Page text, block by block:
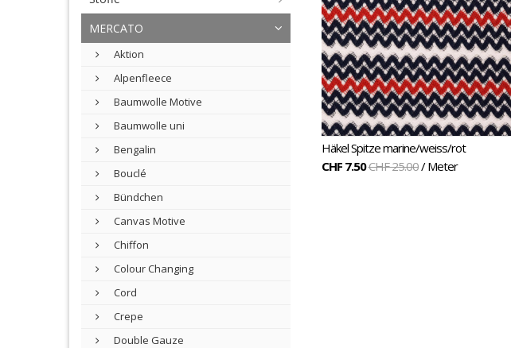
MERCATO
Aktion
Alpenfleece
Baumwolle Motive
Baumwolle uni
Bengalin
Bouclé
Bündchen
Canvas Motive
Chiffon
Colour Changing
Cord
Crepe
Double Gauze
uni
Häkel Spitze marine/weiss/rot
CHF 7.50CHF 25.00/ Meter